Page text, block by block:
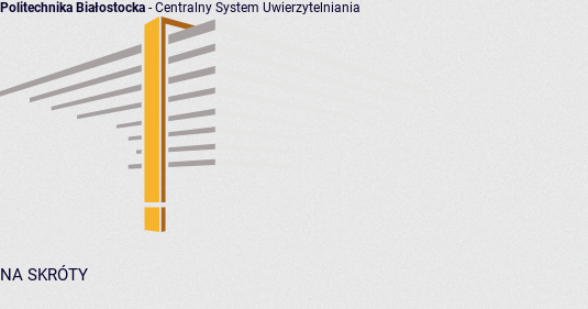
Politechnika Białostocka - Centralny System Uwierzytelniania
NA SKRÓTY